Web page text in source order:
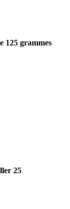
125 grammes
25